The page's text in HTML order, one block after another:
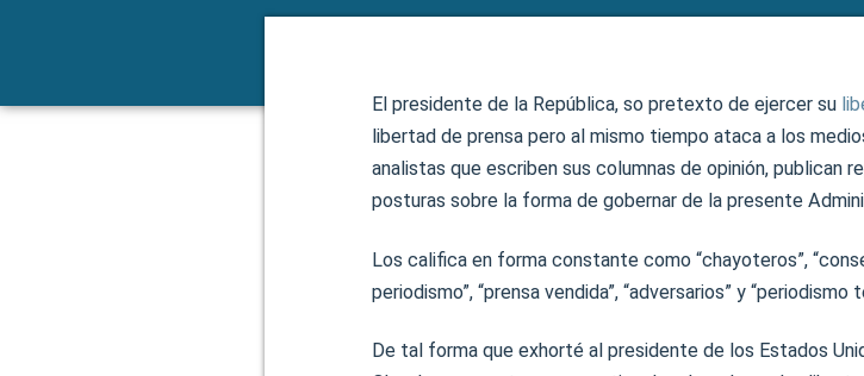
El presidente de la República, so pretexto de ejercer su
libertad de prensa pero al mismo tiempo ataca a los
analistas que escriben sus columnas de opinión, publican
posturas sobre la forma de gobernar de la presente
Los califica en forma constante como “chayoteros”,
periodismo”, “prensa vendida”, “adversarios” y
De tal forma que exhorté al presidente de los Estados